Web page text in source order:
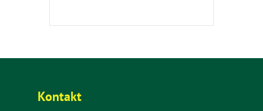
Kontakt